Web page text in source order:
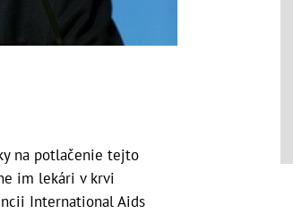
na potlačenie tejto
im lekári v krvi
International Aids